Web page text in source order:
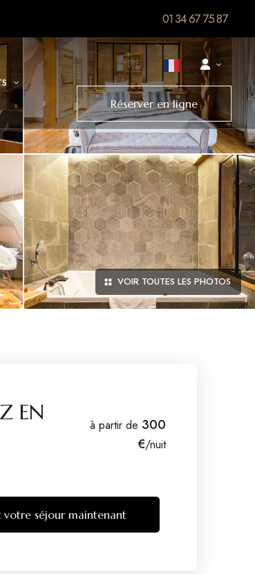
01 34 67 75 87
Réserver en ligne
VOIR TOUTES LES PHOTOS
EN
à partir de 300
€/nuit
votre séjour maintenant